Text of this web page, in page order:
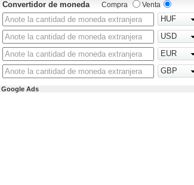
Convertidor de moneda Compra Venta
HUF
USD
EUR
GBP
Google Ads